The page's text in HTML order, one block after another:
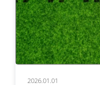
2026.01.01